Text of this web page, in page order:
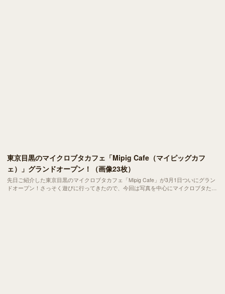
東京目黒のマイクロブタカフェ「Mipig Cafe（マイピッグカフ
ェ）」グランドオープン！（画像23枚）
先日ご紹介した東京目黒のマイクロブタカフェ「Mipig Cafe」が3月1日ついにグラン
ドオープン！さっそく遊びに行ってきたので、今回は写真を中心にマイクロブタたち